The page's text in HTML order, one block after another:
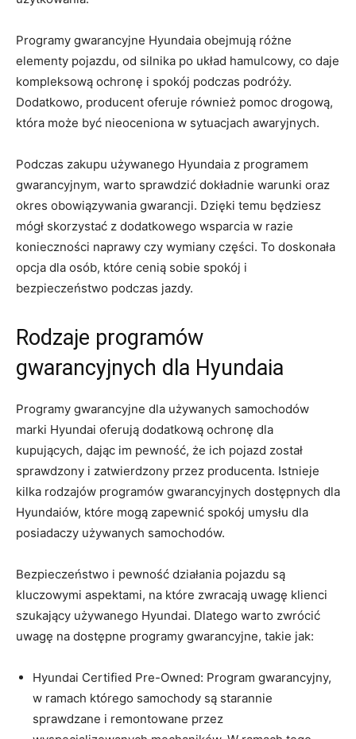
Programy ⁤gwarancyjne Hyundaia ‌obejmują różne
⁤elementy pojazdu, ⁤od silnika po układ hamulcowy, co ‌daje
kompleksową ‍ochronę i spokój podczas podróży.
Dodatkowo, producent ⁢oferuje również pomoc ‌drogową,
która ⁢może być nieoceniona⁣ w sytuacjach awaryjnych.
Podczas zakupu⁣ używanego Hyundaia z programem
⁢gwarancyjnym, warto sprawdzić dokładnie warunki oraz
okres obowiązywania gwarancji. Dzięki temu będziesz
mógł​ skorzystać z dodatkowego wsparcia w razie
konieczności naprawy czy wymiany części. To doskonała⁤
opcja dla osób, które cenią sobie spokój i
bezpieczeństwo podczas jazdy.
Rodzaje programów
gwarancyjnych​ dla ‌Hyundaia
Programy gwarancyjne dla‌ używanych samochodów⁣
marki Hyundai oferują dodatkową ochronę dla
kupujących, dając im pewność, że ich pojazd został
sprawdzony ⁣i ‌zatwierdzony przez​ producenta. Istnieje
kilka rodzajów programów gwarancyjnych dostępnych dla⁢
Hyundaiów, które mogą zapewnić spokój‌ umysłu dla
posiadaczy⁢ używanych samochodów.
Bezpieczeństwo i‍ pewność działania pojazdu są
kluczowymi aspektami, na które zwracają uwagę⁢ klienci
szukający używanego Hyundai. Dlatego warto zwrócić
uwagę na dostępne programy gwarancyjne, takie jak:
Hyundai⁢ Certified ​Pre-Owned: Program gwarancyjny,
w ramach ⁢którego samochody są ⁣starannie
sprawdzane i remontowane⁣ przez​